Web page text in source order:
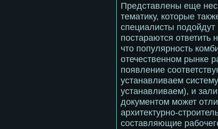
Представлены еще
тематику, которые
специалисты
постараются ответить
что популярность
отечественном рынке
появление
устанавливаем
устанавливаем), и
документом может
архитектурно-
составляющие